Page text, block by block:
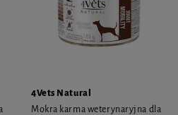
4Vets Natural
Mokra karma weterynaryjna dla